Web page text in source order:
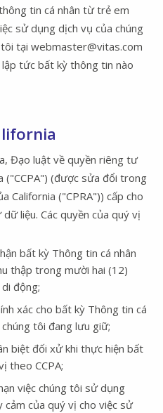
tin cá nhân từ trẻ em
sử dụng dịch vụ của chúng
tại webmaster@vitas.com
tức bất kỳ thông tin nào
Đạo luật về quyền riêng tư
("CCPA") (được sửa đổi trong
California ("CPRA")) cấp cho
liệu. Các quyền của quý vị
bất kỳ Thông tin cá nhân
thập trong mười hai (12)
động;
xác cho bất kỳ Thông tin cá
tôi đang lưu giữ;
biệt đối xử khi thực hiện bất
theo CCPA;
việc chúng tôi sử dụng
cảm của quý vị cho việc sử